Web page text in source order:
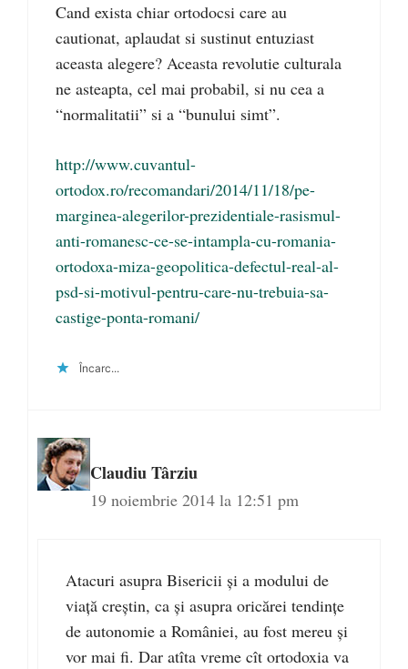
Cand exista chiar ortodocsi care au
cautionat, aplaudat si sustinut entuziast
aceasta alegere? Aceasta revolutie culturala
ne asteapta, cel mai probabil, si nu cea a
“normalitatii” si a “bunului simt”.
http://www.cuvantul-
ortodox.ro/recomandari/2014/11/18/pe-
marginea-alegerilor-prezidentiale-rasismul-
anti-romanesc-ce-se-intampla-cu-romania-
ortodoxa-miza-geopolitica-defectul-real-al-
psd-si-motivul-pentru-care-nu-trebuia-sa-
castige-ponta-romani/
Încarc...
Claudiu Târziu
19 noiembrie 2014 la 12:51 pm
Atacuri asupra Bisericii și a modului de
viață creștin, ca și asupra oricărei tendințe
de autonomie a României, au fost mereu și
vor mai fi. Dar atîta vreme cît ortodoxia va